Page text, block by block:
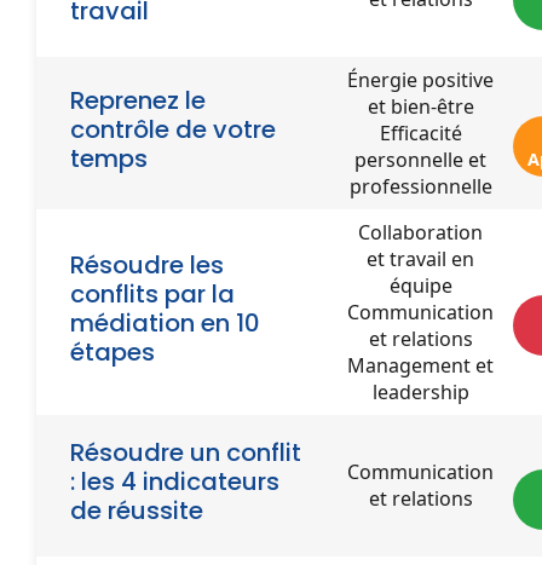
travail
Reprenez le
contrôle de votre
temps
Énergie positive
et bien-être
Efficacité
personnelle et
professionnelle
Résoudre les
conflits par la
médiation en 10
étapes
Collaboration
et travail en
équipe
Communication
et relations
Management et
leadership
Résoudre un conflit
: les 4 indicateurs
de réussite
Communication
et relations